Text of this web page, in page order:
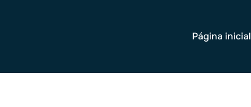
Página inicial